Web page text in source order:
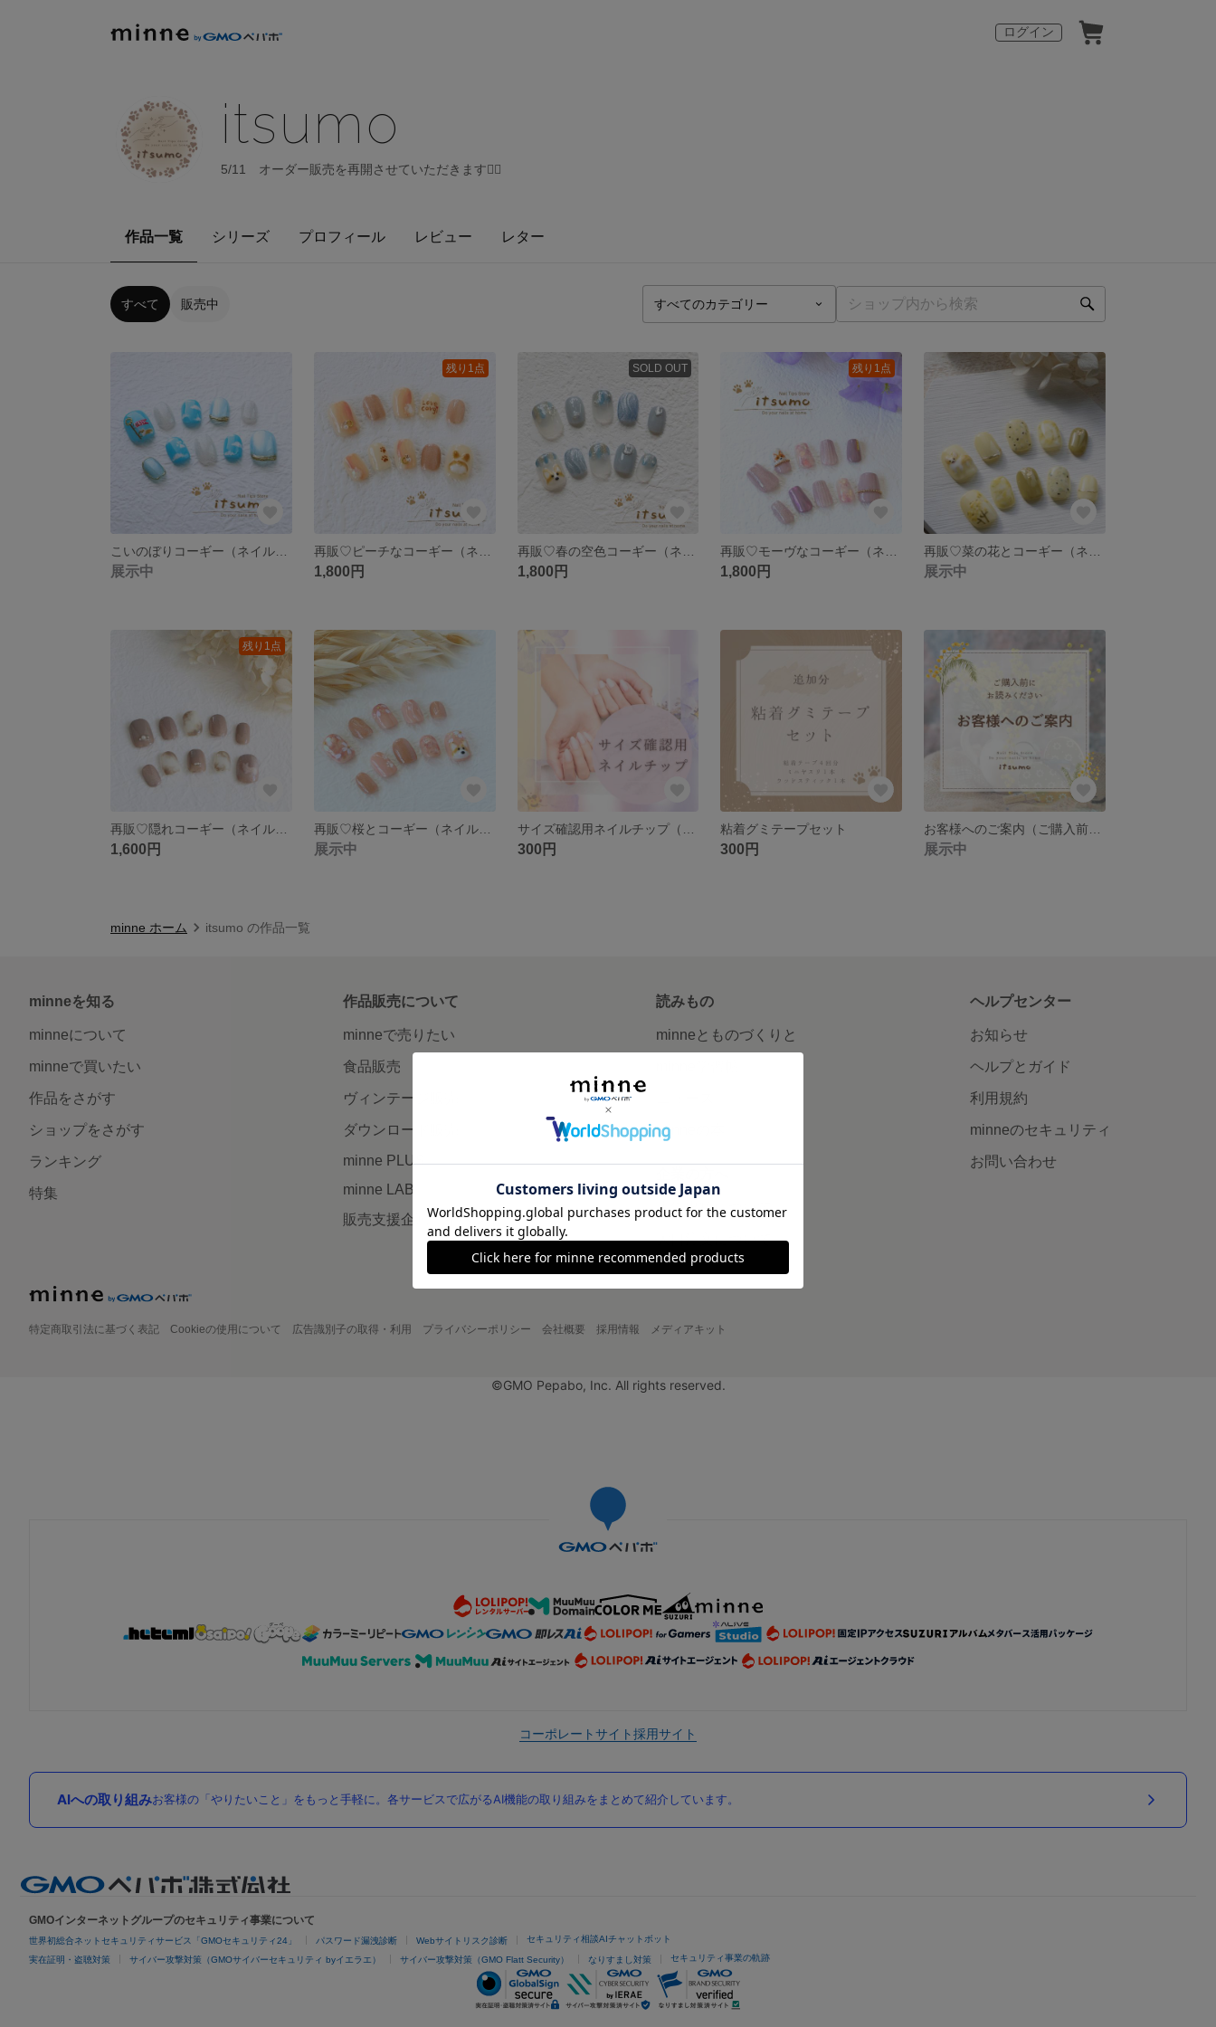
ログイン
itsumo
5/11 オーダー販売を再開させていただきます🙇‍♀️
作品一覧 シリーズ プロフィール レビュー レター
すべて 販売中
展示中
残り1点
1,800円
SOLD OUT
1,800円
残り1点
1,800円 展示中
残り1点
1,600円
再販♡桜とコーギー（ネイルチップ）
展示中 300円
粘着グミテープセット
300円 展示中
minne ホーム itsumo の作品一覧
minneを知る
minneについて
minneで買いたい
作品をさがす
ショップをさがす
ランキング
特集
作品販売について
minneで売りたい
食品販売
ヴィンテージ販売
ダウンロード販売
minne PLUS
minne LAB
販売支援企画・イベント
読みもの
minneとものづくりと
minneの本
広告出稿について
大口注文について
ヘルプセンター
お知らせ
ヘルプとガイド
利用規約
minneのセキュリティ
お問い合わせ
特定商取引法に基づく表記 Cookieの使用について 広告識別子の取得・利用 プライバシーポリシー 会社概要 採用情報 メディアキット
©GMO Pepabo, Inc. All rights reserved.
コーポレートサイト採用サイト
AIへの取り組みお客様の「やりたいこと」をもっと手軽に。各サービスで広がるAI機能の取り組みをまとめて紹介しています。
GMOインターネットグループのセキュリティ事業について
世界初総合ネットセキュリティサービス「GMOセキュリティ24」 パスワード漏洩診断 Webサイトリスク診断 セキュリティ相談AIチャットボット
実在証明・盗聴対策 サイバー攻撃対策（GMOサイバーセキュリティ byイエラエ） サイバー攻撃対策（GMO Flatt Security） なりすまし対策 セキュリティ事業の軌跡